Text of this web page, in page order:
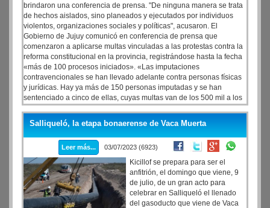
brindaron una conferencia de prensa. "De ninguna manera se trata
de hechos aislados, sino planeados y ejecutados por individuos
violentos, organizaciones sociales y políticas", acusaron. El
Gobierno de Jujuy comunicó en conferencia de prensa que
comenzaron a aplicarse multas vinculadas a las protestas contra la
reforma constitucional en la provincia, registrándose hasta la fecha
«más de 100 procesos iniciados». «Las imputaciones
contravencionales se han llevado adelante contra personas físicas
y jurídicas. Hay ya más de 150 personas imputadas y se han
sentenciado a cinco de ellas, cuyas multas van de los 500 mil a los
2 millones de pesos», señaló en conferencia de prensa el ministro
de Seguridad de Jujuy, Guillermo Corro.
Salliqueló, la etapa bonaerense de Vaca Muerta
Leer más... 03/07/2023 (6923)
Kicillof se prepara para ser el
anfitrión, el domingo que viene, 9
de julio, de un gran acto para
celebrar en Salliqueló el llenado
del gasoducto que viene de Vaca